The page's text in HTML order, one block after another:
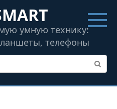
умную технику:
телефоны